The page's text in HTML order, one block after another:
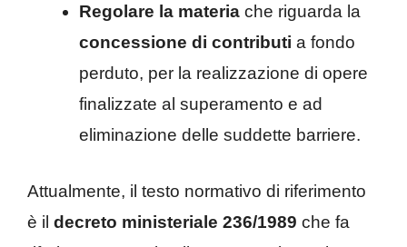
Regolare la materia che riguarda la
concessione di contributi a fondo
perduto, per la realizzazione di opere
finalizzate al superamento e ad
eliminazione delle suddette barriere.
Attualmente, il testo normativo di riferimento
è il decreto ministeriale 236/1989 che fa